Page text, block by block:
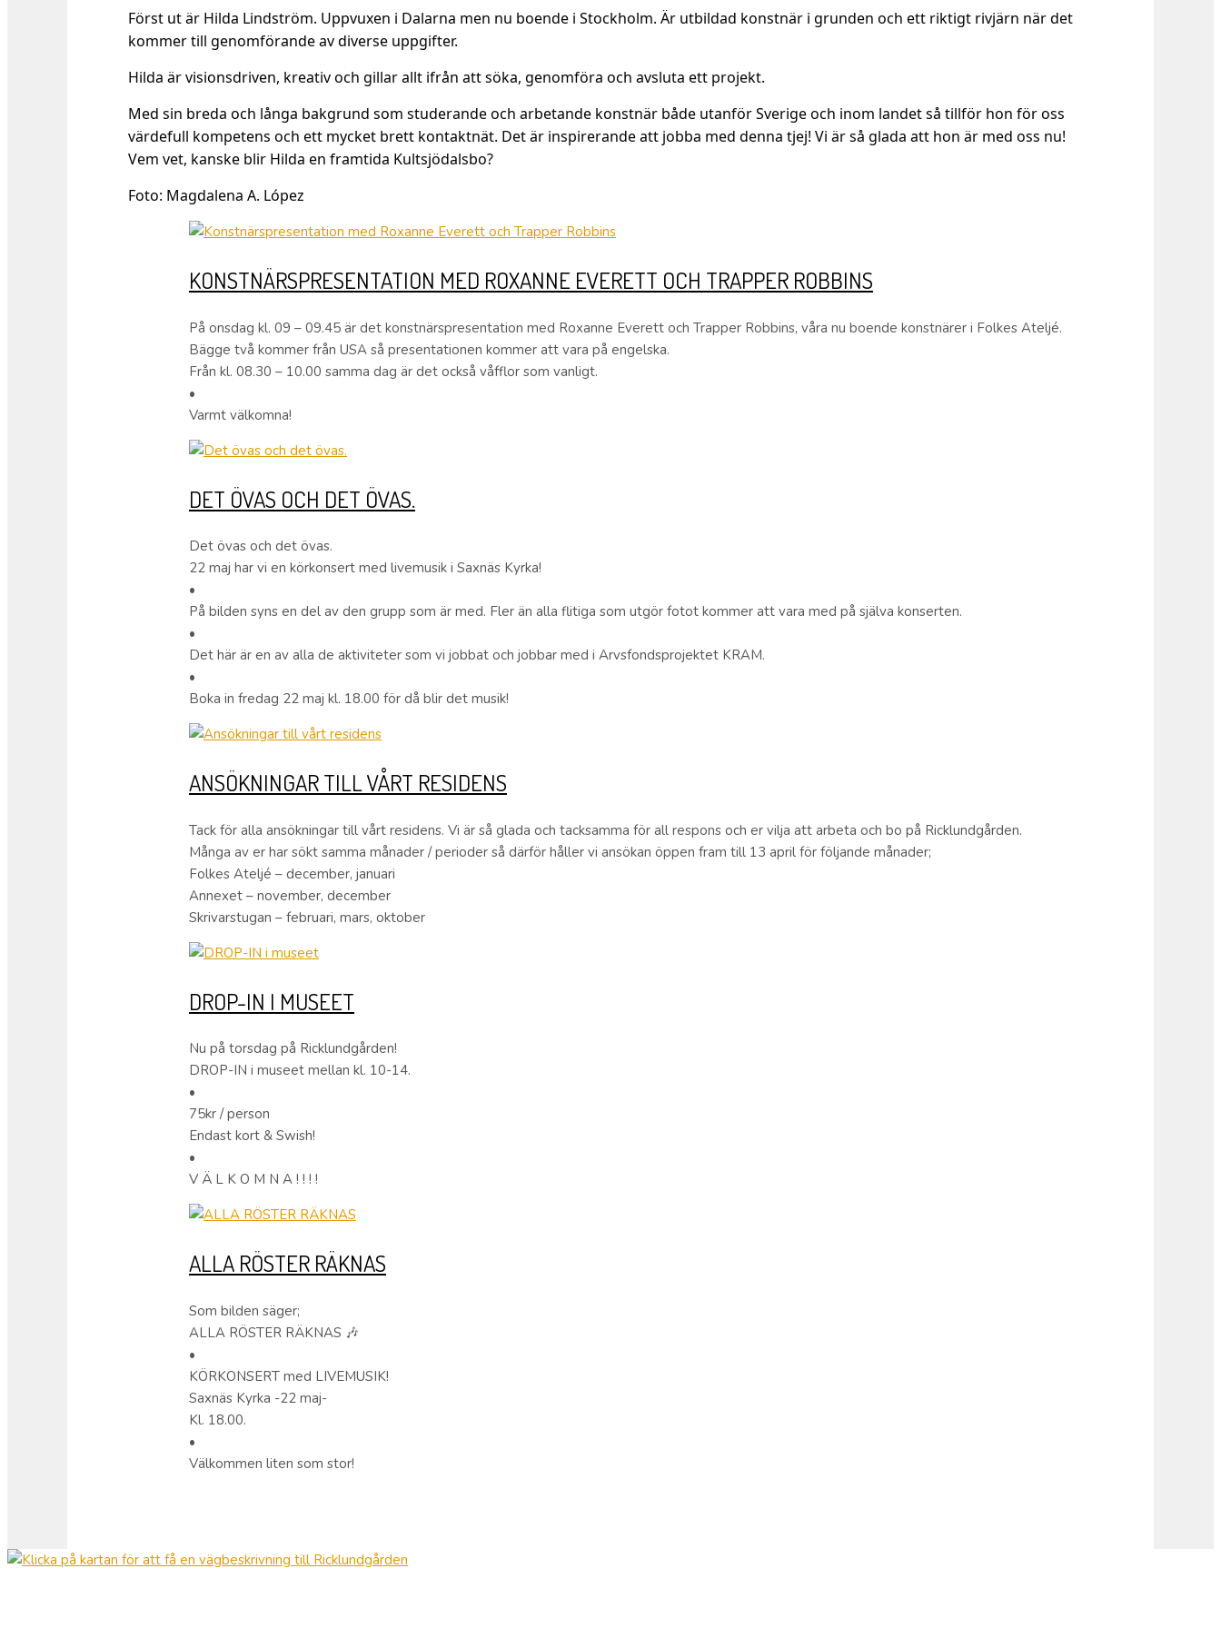
Först ut är Hilda Lindström. Uppvuxen i Dalarna men nu boende i Stockholm. Är utbildad konstnär i grunden och ett riktigt rivjärn när det
kommer till genomförande av diverse uppgifter.
Hilda är visionsdriven, kreativ och gillar allt ifrån att söka, genomföra och avsluta ett projekt.
Med sin breda och långa bakgrund som studerande och arbetande konstnär både utanför Sverige och inom landet så tillför hon för oss
värdefull kompetens och ett mycket brett kontaktnät. Det är inspirerande att jobba med denna tjej! Vi är så glada att hon är med oss nu!
Vem vet, kanske blir Hilda en framtida Kultsjödalsbo?
Foto: Magdalena A. López
KONSTNÄRSPRESENTATION MED ROXANNE EVERETT OCH TRAPPER ROBBINS
På onsdag kl. 09 – 09.45 är det konstnärspresentation med Roxanne Everett och Trapper Robbins, våra nu boende konstnärer i Folkes Ateljé.
Bägge två kommer från USA så presentationen kommer att vara på engelska.
Från kl. 08.30 – 10.00 samma dag är det också våfflor som vanligt.
•
Varmt välkomna!
DET ÖVAS OCH DET ÖVAS.
Det övas och det övas.
22 maj har vi en körkonsert med livemusik i Saxnäs Kyrka!
•
På bilden syns en del av den grupp som är med. Fler än alla flitiga som utgör fotot kommer att vara med på själva konserten.
•
Det här är en av alla de aktiviteter som vi jobbat och jobbar med i Arvsfondsprojektet KRAM.
•
Boka in fredag 22 maj kl. 18.00 för då blir det musik!
ANSÖKNINGAR TILL VÅRT RESIDENS
Tack för alla ansökningar till vårt residens. Vi är så glada och tacksamma för all respons och er vilja att arbeta och bo på Ricklundgården.
Många av er har sökt samma månader / perioder så därför håller vi ansökan öppen fram till 13 april för följande månader;
Folkes Ateljé – december, januari
Annexet – november, december
Skrivarstugan – februari, mars, oktober
DROP-IN I MUSEET
Nu på torsdag på Ricklundgården!
DROP-IN i museet mellan kl. 10-14.
•
75kr / person
Endast kort & Swish!
•
V Ä L K O M N A ! ! ! !
ALLA RÖSTER RÄKNAS
Som bilden säger;
ALLA RÖSTER RÄKNAS 🎶
•
KÖRKONSERT med LIVEMUSIK!
Saxnäs Kyrka -22 maj-
Kl. 18.00.
•
Välkommen liten som stor!